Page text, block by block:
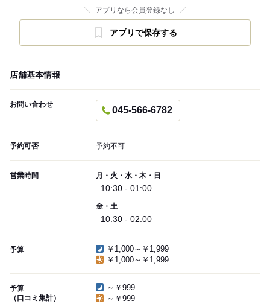
アプリなら会員登録なし
アプリで保存する
店舗基本情報
お問い合わせ
045-566-6782
予約可否 予約不可
営業時間 月・火・水・木・日
10:30 - 01:00
金・土
10:30 - 02:00
予算
￥1,000～￥1,999
￥1,000～￥1,999
予算
（口コミ集計）
～￥999
～￥999